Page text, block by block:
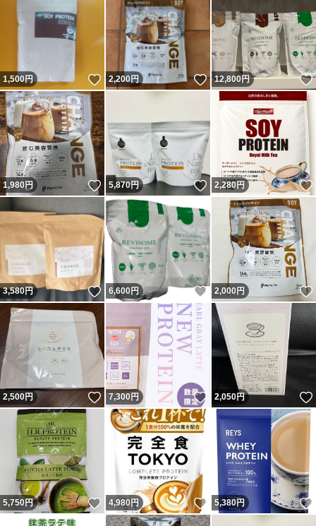
1,500円 いいね！
2,200円 いいね！
12,800円
1,980円 いいね！
5,870円 いいね！
2,280 円
3,580円 いいね！
6,600円 いいね！
2,000円
2,500円 いいね！
7,300円 いいね！
2,050円
5,750円 いいね！
4,980円 いいね！
5,380円